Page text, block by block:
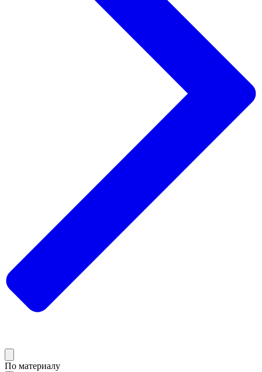
По материалу